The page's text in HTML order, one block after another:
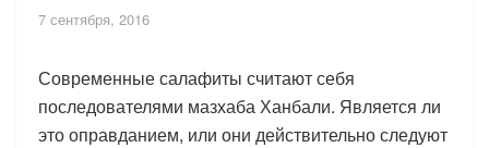
7 сентября, 2016
Современные салафиты считают себя
последователями мазхаба Ханбали. Является ли
это оправданием, или они действительно следуют